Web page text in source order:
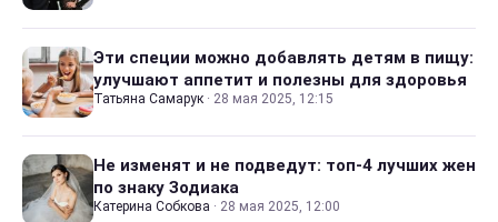
Эти специи можно добавлять детям в пищу:
улучшают аппетит и полезны для здоровья
Татьяна Самарук · 28 мая 2025, 12:15
Не изменят и не подведут: топ-4 лучших жен
по знаку Зодиака
Катерина Собкова · 28 мая 2025, 12:00